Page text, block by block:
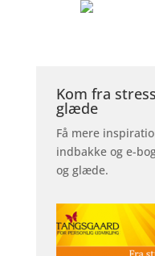
Kom fra
glæde
Få mere
indbakke og e-
og glæde.